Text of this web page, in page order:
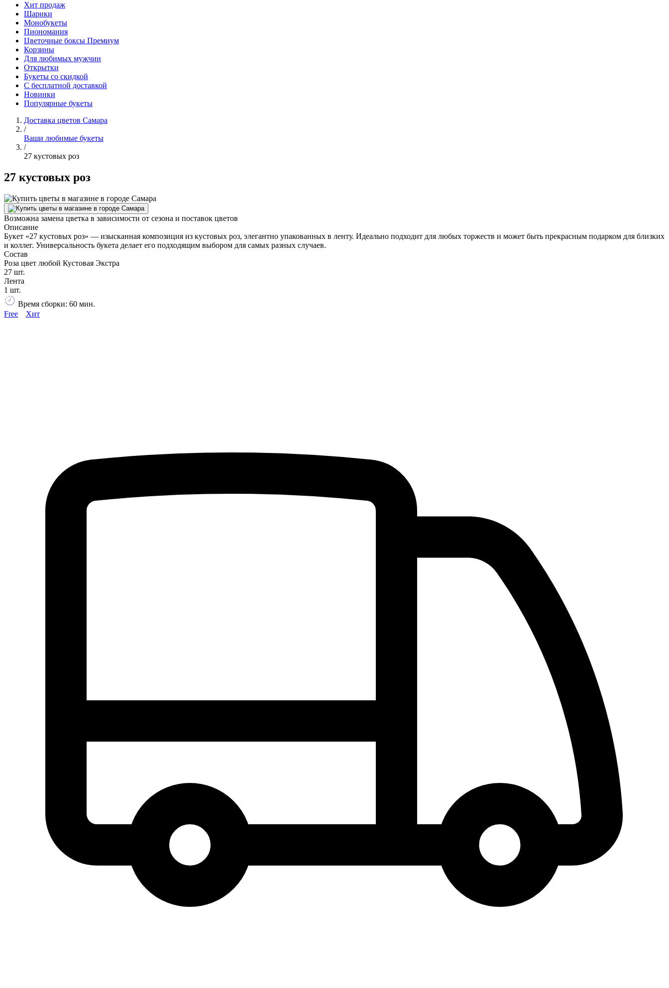
Хит продаж
Шарики
Монобукеты
Пиономания
Цветочные боксы Премиум
Корзины
Для любимых мужчин
Открытки
Букеты со скидкой
С бесплатной доставкой
Новинки
Популярные букеты
Доставка цветов Самара
/
Ваши любимые букеты
/
27 кустовых роз
27 кустовых роз
Возможна замена цветка в зависимости от сезона и поставок цветов
Описание
Букет «27 кустовых роз» — изысканная композиция из кустовых роз, элегантно упакованных в ленту. Идеально подходит для любых торжеств и может быть прекрасным подарком для близких
и коллег. Универсальность букета делает его подходящим выбором для самых разных случаев.
Состав
Роза цвет любой Кустовая Экстра
27 шт.
Лента
1 шт.
Время сборки: 60 мин.
Free
Хит